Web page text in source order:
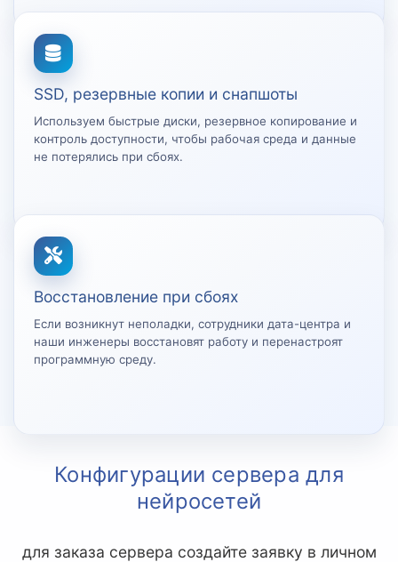
SSD, резервные копии и снапшоты
Используем быстрые диски, резервное копирование и
контроль доступности, чтобы рабочая среда и данные
не потерялись при сбоях.
Восстановление при сбоях
Если возникнут неполадки, сотрудники дата-центра и
наши инженеры восстановят работу и перенастроят
программную среду.
Конфигурации сервера для
нейросетей
для заказа сервера создайте заявку в личном